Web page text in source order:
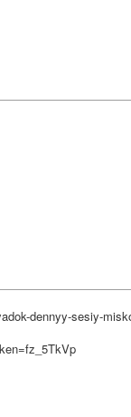
dennyy-sesiy-